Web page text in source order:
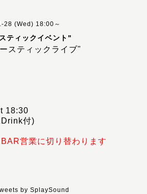
28 (Wed) 18:00～
ティックイベント"
スティックライブ"
18:30
付)
営業に切り替わります
by SplaySound